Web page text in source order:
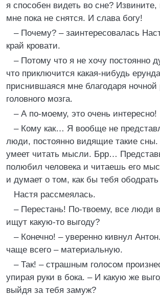
я способен видеть во сне?
мне пока не снятся. И слава богу!
– Почему? – заинтересовалась
край кровати.
– Потому что я не хочу постоянно
что приключится какая-нибудь
приснившаяся мне благодаря ночной
головного мозга.
– А по-моему, это очень интересно!
– Кому как… Я вообще не
люди, постоянно видящие такие сны.
умеет читать мысли. Брр…
полюбил человека и читаешь его
и думает о том, как бы тебя ободрать
Настя рассмеялась.
– Перестань! По-твоему, все люди
ищут какую-то выгоду?
– Конечно! – уверенно кивнул
чаще всего – материальную.
– Так! – страшным голосом
упирая руки в бока. – И какую же
выйдя за тебя замуж?